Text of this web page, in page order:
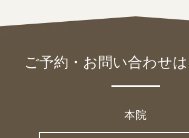
ご予約・お問い合わせは
本院